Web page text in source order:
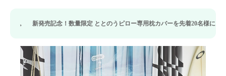
念！数量限定 ととのうピロー専用枕カバーを先着20名様にプレゼント 【pasima